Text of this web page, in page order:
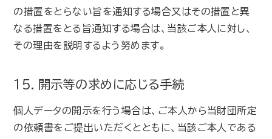
の措置をとらない旨を通知する場合又はその措置と異
なる措置をとる旨通知する場合は、当該ご本人に対し、
その理由を説明するよう努めます。
15．開示等の求めに応じる手続
個人データの開示を行う場合は、ご本人から当財団所定
の依頼書をご提出いただくとともに、当該ご本人である